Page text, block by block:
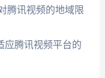
腾讯视频的地域限
应腾讯视频平台的